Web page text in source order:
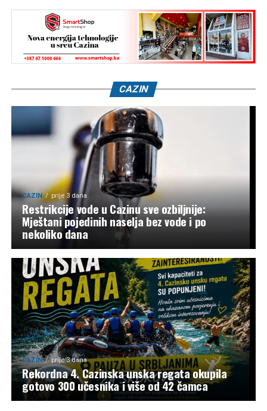
CAZIN
CAZIN prije 3 dana
Restrikcije vode u Cazinu sve ozbiljnije:
Mještani pojedinih naselja bez vode i po
nekoliko dana
CAZIN prije 3 dana
Rekordna 4. Cazinska unska regata okupila
gotovo 300 učesnika i više od 42 čamca